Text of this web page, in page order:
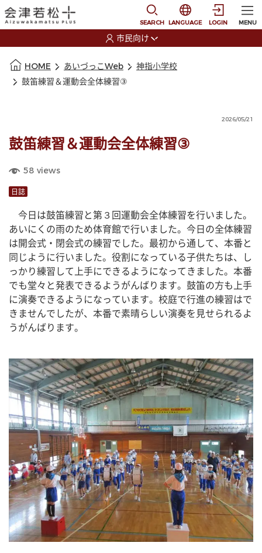
SEARCH
選択すると言語の切
LANGUAGE LOGIN MENU
市民向け
HOME あいづっこWeb
神指小学校
鼓笛練習＆運動会全体練習③
2026/05/21
鼓笛練習＆運動会全体練習③
58 views
日誌
今日は鼓笛練習と第３回運動会全体練習を行いました。
あいにくの雨のため体育館で行いました。今日の全体練習
は開会式・閉会式の練習でした。最初から通して、本番と
同じように行いました。役割になっている子供たちは、し
っかり練習して上手にできるようになってきました。本番
でも堂々と発表できるようがんばります。鼓笛の方も上手
に演奏できるようになっています。校庭で行進の練習はで
きませんでしたが、本番で素晴らしい演奏を見せられるよ
うがんばります。